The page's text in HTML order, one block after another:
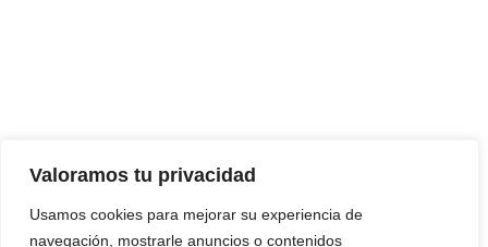
Valoramos tu privacidad
Usamos cookies para mejorar su experiencia de
navegación, mostrarle anuncios o contenidos
Teléfono:+34 944 43 78 19